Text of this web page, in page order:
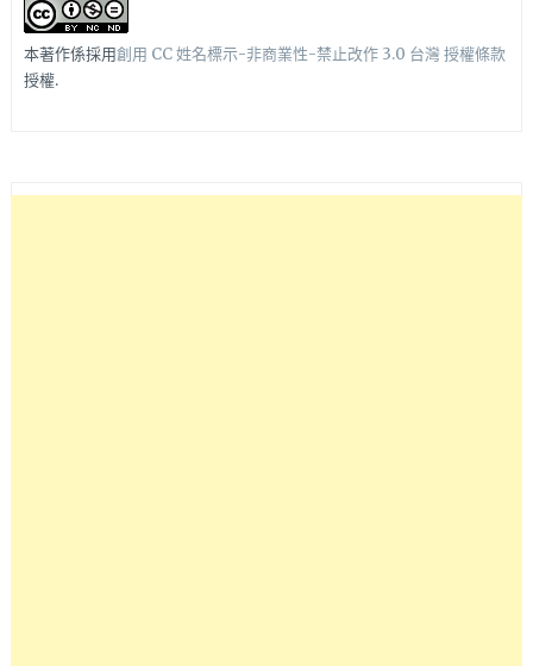
本著作係採用創用 CC 姓名標示-非商業性-禁止改作 3.0 台灣 授權條款
授權.